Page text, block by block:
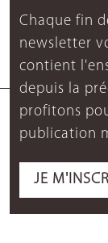
Chaque fin
newsletter
contient
depuis la
profitons
publication
JE